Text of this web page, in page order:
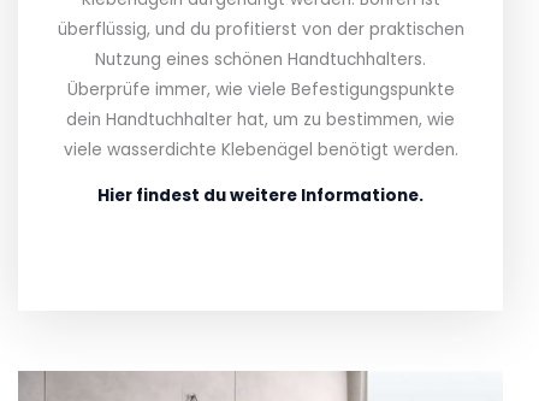
überflüssig, und du profitierst von der praktischen
Nutzung eines schönen Handtuchhalters.
Überprüfe immer, wie viele Befestigungspunkte
dein Handtuchhalter hat, um zu bestimmen, wie
viele wasserdichte Klebenägel benötigt werden.
Hier findest du weitere Informatione.